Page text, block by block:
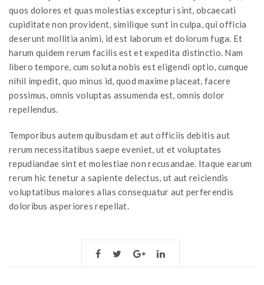
quos dolores et quas molestias excepturi sint, obcaecati
cupiditate non provident, similique sunt in culpa, qui officia
deserunt mollitia animi, id est laborum et dolorum fuga. Et
harum quidem rerum facilis est et expedita distinctio. Nam
libero tempore, cum soluta nobis est eligendi optio, cumque
nihil impedit, quo minus id, quod maxime placeat, facere
possimus, omnis voluptas assumenda est, omnis dolor
repellendus.
Temporibus autem quibusdam et aut officiis debitis aut
rerum necessitatibus saepe eveniet, ut et voluptates
repudiandae sint et molestiae non recusandae. Itaque earum
rerum hic tenetur a sapiente delectus, ut aut reiciendis
voluptatibus maiores alias consequatur aut perferendis
doloribus asperiores repellat.